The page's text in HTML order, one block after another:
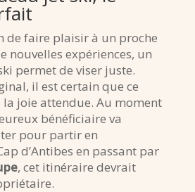
de faire plaisir à un proche
nouvelles expériences, un
permet de viser juste.
il est certain que ce
joie attendue. Au moment
bénéficiaire va
pour partir en
d’Antibes en passant par
, cet itinéraire devrait